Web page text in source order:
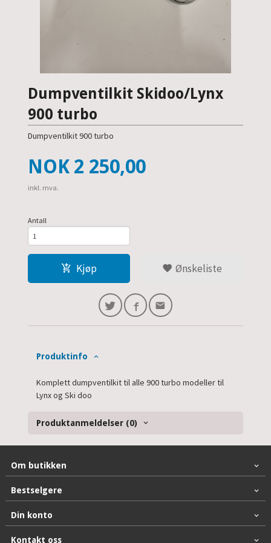
Dumpventilkit Skidoo/Lynx
900 turbo
Dumpventilkit 900 turbo
Pris
NOK 2 250,00
inkl. mva.
Antall
Kjøp Ønskeliste
Produktinfo
Komplett dumpventilkit til alle 900 turbo modeller til
Lynx og Ski doo
Produktanmeldelser (0)
Om butikken
Bestselgere
Din konto
Kontakt oss